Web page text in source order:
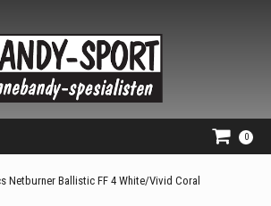
0
Netburner Ballistic FF 4 White/Vivid Coral